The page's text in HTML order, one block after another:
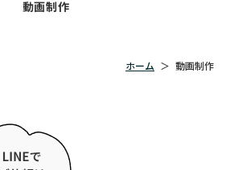
動画制作
ホーム ＞ 動画制作